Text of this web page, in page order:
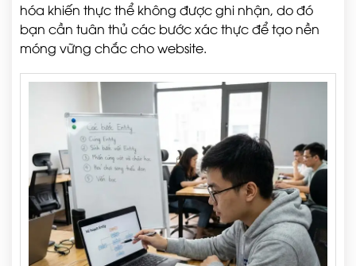
hóa khiến thực thể không được ghi nhận, do đó
bạn cần tuân thủ các bước xác thực để tạo nền
móng vững chắc cho website.